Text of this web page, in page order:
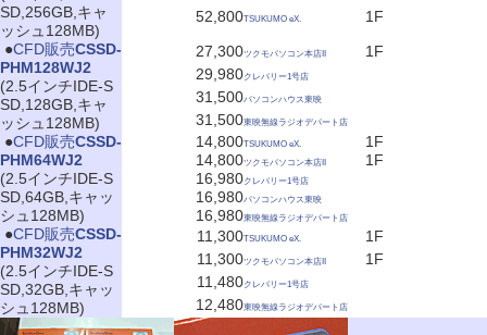
SD,256GB,キャ
ッシュ128MB)
52,800TSUKUMO eX.
1F
●CFD販売CSSD-
PHM128WJ2
(2.5インチIDE-S
SD,128GB,キャ
ッシュ128MB)
27,300ツクモパソコン本店II
1F
29,980クレバリー1号店
31,500パソコンハウス東映
31,500東映無線ラジオデパート店
●CFD販売CSSD-
PHM64WJ2
(2.5インチIDE-S
SD,64GB,キャッ
シュ128MB)
14,800TSUKUMO eX.
1F
14,800ツクモパソコン本店II
1F
16,980クレバリー1号店
16,980パソコンハウス東映
16,980東映無線ラジオデパート店
●CFD販売CSSD-
PHM32WJ2
(2.5インチIDE-S
SD,32GB,キャッ
シュ128MB)
11,300TSUKUMO eX.
1F
11,300ツクモパソコン本店II
1F
11,480クレバリー1号店
12,480東映無線ラジオデパート店